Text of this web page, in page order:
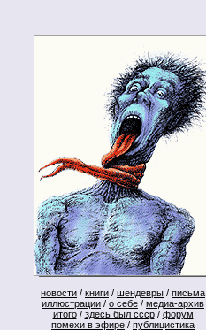
новости / книги / шендевры / письма
иллюстрации / о себе / медиа-архив
итого/ здесь был ссср/ форум
помехи в эфире / публицистика